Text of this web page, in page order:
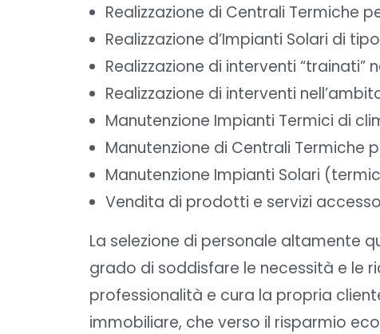
Realizzazione di Centrali Termiche
Realizzazione d’Impianti Solari di
Realizzazione di interventi “trainati”
Realizzazione di interventi
Manutenzione Impianti Termici di
Manutenzione di Centrali Termiche
Manutenzione Impianti Solari
Vendita di prodotti e servizi
La selezione di personale altamente
grado di soddisfare le necessità e le
professionalità e cura la propria
immobiliare, che verso il risparmio